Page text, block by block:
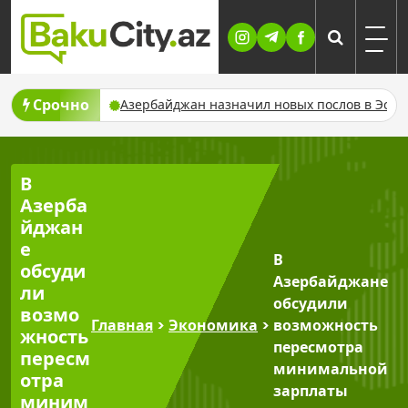
Skip
content
Срочно
проверок Азербайджан назначил новых послов в Эстонии,
В
Азерба
йджан
е
обсуди
ли
возмо
жность
пересм
отра
миним
Главная > Экономика >
В
Азербайджане
обсудили
возможность
пересмотра
минимальной
зарплаты